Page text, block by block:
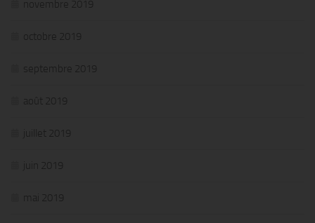
novembre 2019
octobre 2019
septembre 2019
août 2019
juillet 2019
juin 2019
mai 2019